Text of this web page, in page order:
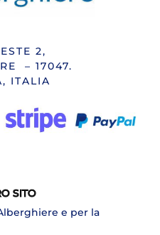
2,
– 17047.
ITALIA
SITO
e per la